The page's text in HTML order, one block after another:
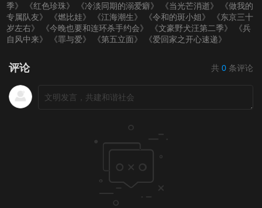
季》
《红色珍珠》 《冷淡同期的溺爱癖》 《当光芒消逝》
《做我的
专属队友》
《燃比娃》 《江海潮生》 《令和的斑小姐》
《东京三十
岁左右》
《今晚也要和连环杀手约会》 《文豪野犬汪第二季》
《兵
自风中来》
《罪与爱》 《第五立面》 《爱回家之开心速递》
评论 共 0 条评论